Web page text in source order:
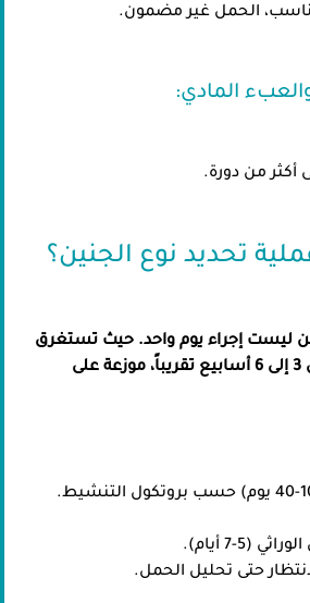
الحمل غير مضمون.
المادي:
أكثر من دورة.
تحديد نوع الجنين؟
ليست إجراء يوم واحد. حيث تستغرق
الدورة الكاملة عادةً من 3 إلى 6 أسابيع تقريباً، موزعة على
(5-7 أيام).
حتى تحليل الحمل.